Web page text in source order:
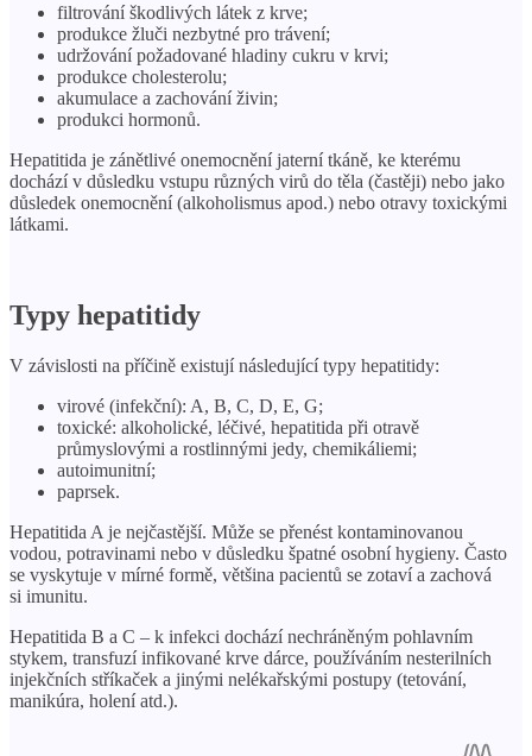
filtrování škodlivých látek z krve;
produkce žluči nezbytné pro trávení;
udržování požadované hladiny cukru v krvi;
produkce cholesterolu;
akumulace a zachování živin;
produkci hormonů.
Hepatitida je zánětlivé onemocnění jaterní tkáně, ke kterému
dochází v důsledku vstupu různých virů do těla (častěji) nebo jako
důsledek onemocnění (alkoholismus apod.) nebo otravy toxickými
látkami.
Typy hepatitidy
V závislosti na příčině existují následující typy hepatitidy:
virové (infekční): A, B, C, D, E, G;
toxické: alkoholické, léčivé, hepatitida při otravě
průmyslovými a rostlinnými jedy, chemikáliemi;
autoimunitní;
paprsek.
Hepatitida A je nejčastější. Může se přenést kontaminovanou
vodou, potravinami nebo v důsledku špatné osobní hygieny. Často
se vyskytuje v mírné formě, většina pacientů se zotaví a zachová
si imunitu.
Hepatitida B a C – k infekci dochází nechráněným pohlavním
stykem, transfuzí infikované krve dárce, používáním nesterilních
injekčních stříkaček a jinými nelékařskými postupy (tetování,
manikúra, holení atd.).